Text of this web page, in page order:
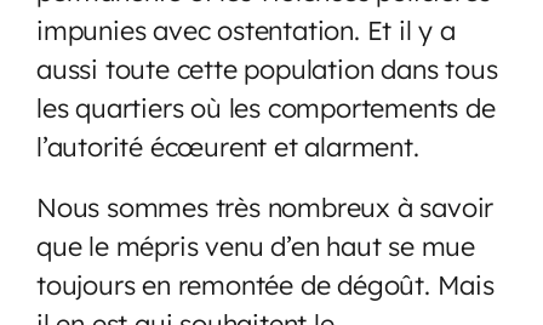
impunies avec ostentation. Et il y a
aussi toute cette population dans tous
les quartiers où les comportements de
l’autorité écœurent et alarment.
Nous sommes très nombreux à savoir
que le mépris venu d’en haut se mue
toujours en remontée de dégoût. Mais